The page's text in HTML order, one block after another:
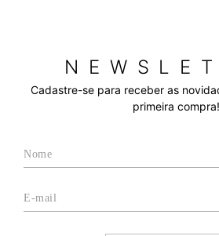
Cadastre-se para receber as
primeira compra!